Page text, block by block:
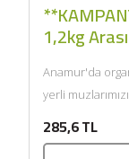
1,2kg
Anamur'da
yerli
285,6 TL